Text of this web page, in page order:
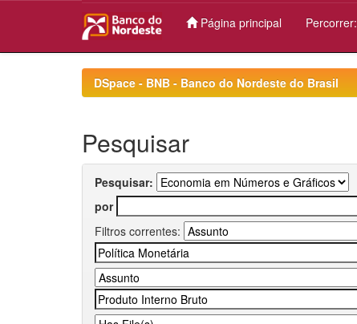
Página principal Percorrer:
DSpace - BNB - Banco do Nordeste do Brasil
Pesquisar
Pesquisar:
por
Filtros correntes: